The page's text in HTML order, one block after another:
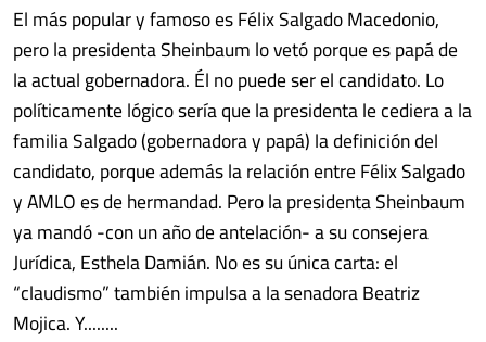
El más popular y famoso es Félix Salgado Macedonio,
pero la presidenta Sheinbaum lo vetó porque es papá de
la actual gobernadora. Él no puede ser el candidato. Lo
políticamente lógico sería que la presidenta le cediera a la
familia Salgado (gobernadora y papá) la definición del
candidato, porque además la relación entre Félix Salgado
y AMLO es de hermandad. Pero la presidenta Sheinbaum
ya mandó -con un año de antelación- a su consejera
Jurídica, Esthela Damián. No es su única carta: el
“claudismo” también impulsa a la senadora Beatriz
Mojica. Y........